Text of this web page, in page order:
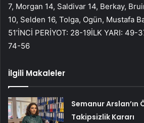
7, Morgan 14, Saldivar 14, Berkay,
10, Selden 16, Tolga, Ogün, Mustafa
51’İNCİ PERİYOT: 28-19İLK YARI: 49-
74-56
İlgili Makaleler
Semanur Arslan’ın
Takipsizlik Kararı